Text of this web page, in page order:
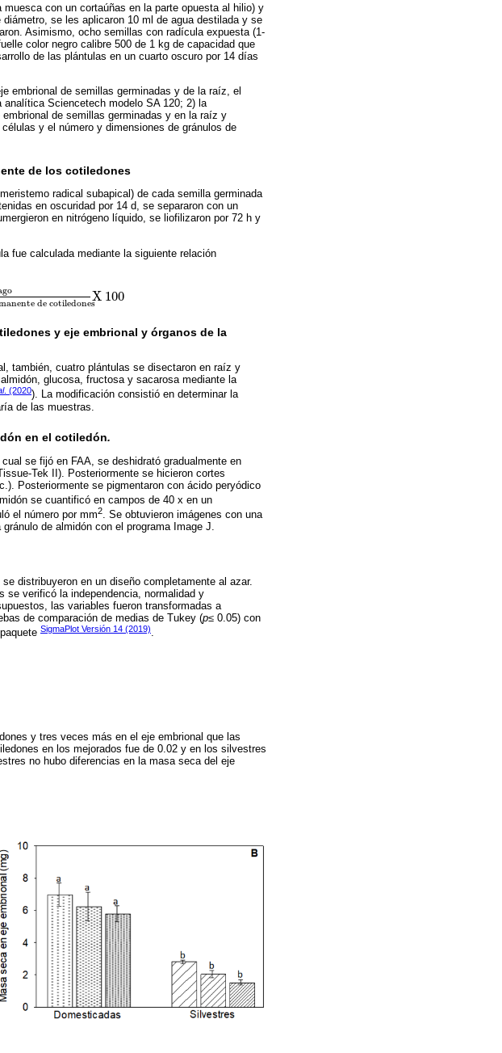
con un cortaúñas en la parte opuesta al hilio) y
se les aplicaron 10 ml de agua destilada y se
Asimismo, ocho semillas con radícula expuesta (1-
color negro calibre 500 de 1 kg de capacidad que
de las plántulas en un cuarto oscuro por 14 días
embrional de semillas germinadas y de la raíz, el
Sciencetech modelo SA 120; 2) la
de semillas germinadas y en la raíz y
y el número y dimensiones de gránulos de
de los cotiledones
radical subapical) de cada semilla germinada
en oscuridad por 14 d, se separaron con un
en nitrógeno líquido, se liofilizaron por 72 h y
fue calculada mediante la siguiente relación
de cotiledonesX 100
de cotiledones-Masa seca del remanente de cotiledones
y eje embrional y órganos de la
también, cuatro plántulas se disectaron en raíz y
glucosa, fructosa y sacarosa mediante la
. (2020). La modificación consistió en determinar la
de las muestras.
en el cotiledón.
se fijó en FAA, se deshidrató gradualmente en
Tek II). Posteriormente se hicieron cortes
Posteriormente se pigmentaron con ácido peryódico
se cuantificó en campos de 40 x en un
el número por mm2. Se obtuvieron imágenes con una
de almidón con el programa Image J.
distribuyeron en un diseño completamente al azar.
se verificó la independencia, normalidad y
las variables fueron transformadas a
de comparación de medias de Tukey (p≤ 0.05) con
SigmaPlot Versión 14 (2019).
y tres veces más en el eje embrional que las
en los mejorados fue de 0.02 y en los silvestres
no hubo diferencias en la masa seca del eje